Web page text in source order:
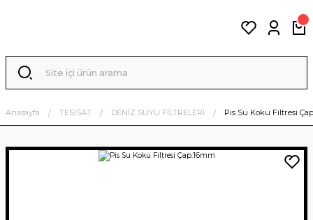
Anasayfa TESİSAT DENİZ SUYU FİLTRELERİ Pis Su Koku Filtresi